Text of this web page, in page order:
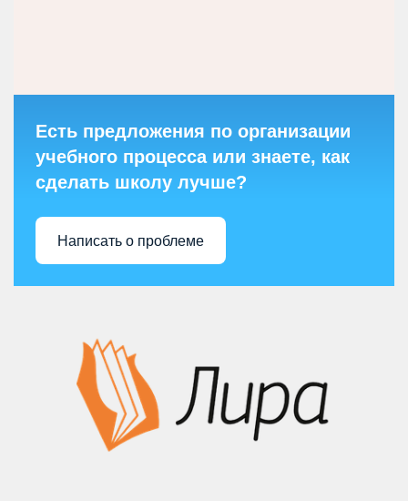
Есть предложения по организации
учебного процесса или знаете, как
сделать школу лучше?
Написать о проблеме